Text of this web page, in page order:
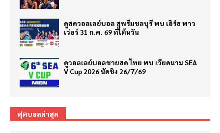
ดูสดวอลเลย์บอล สุพรีมชลบุรี พบ เอิร์ธ พาว
เว่อร์ 31 ก.ค. 69 ที่ไต้หวัน
ดูวอลเลย์บอลชายสด ไทย พบ เวียดนาม SEA
V Cup 2026 นัดชิง 26/7/69
ฟุตบอลล่าสุด